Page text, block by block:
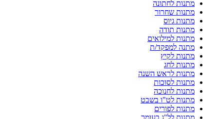
מתנות לחתונה
מתנות שחרור
מתנות גיוס
מתנות תודה
מתנות למילואים
מתנה למפקד/ת
מתנות לקיץ
מתנות לחג
מתנות לראש השנה
מתנות לסוכות
מתנות לחנוכה
מתנות לט"ו בשבט
מתנות לפורים
מתנות לל"ג בעומר